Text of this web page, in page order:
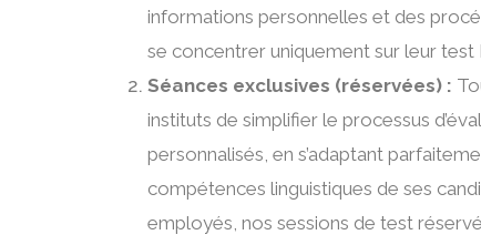
informations personnelles et des
se concentrer uniquement sur leur test
Séances exclusives (réservées) :
instituts de simplifier le processus
personnalisés, en s’adaptant
compétences linguistiques de ses
employés, nos sessions de test